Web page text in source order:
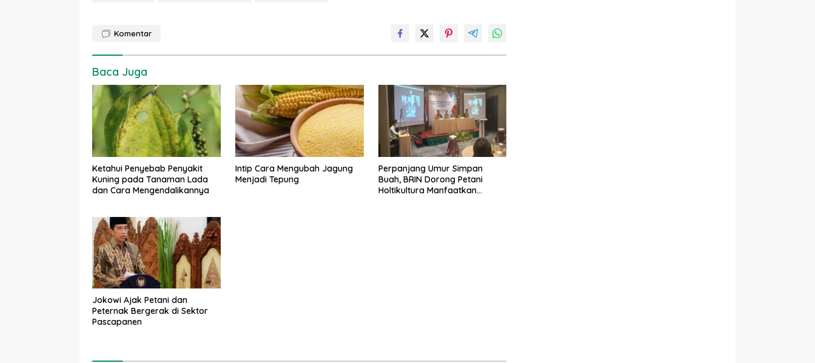
Komentar
Baca Juga
Ketahui Penyebab Penyakit
Kuning pada Tanaman Lada
dan Cara Mengendalikannya
Intip Cara Mengubah Jagung
Menjadi Tepung
Perpanjang Umur Simpan
Buah, BRIN Dorong Petani
Holtikultura Manfaatkan
Jokowi Ajak Petani dan
Peternak Bergerak di Sektor
Pascapanen